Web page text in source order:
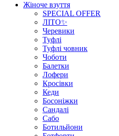
Жіноче взуття
SPECIAL OFFER
ЛІТО✨
Черевики
Туфлі
Туфлі човник
Чоботи
Балетки
Лофери
Кросівки
Кеди
Босоніжки
Сандалі
Сабо
Ботильйони